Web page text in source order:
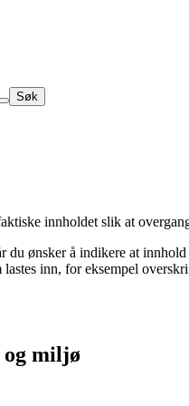
Søk
innholdet slik at
du ønsker å indikere at
lastes inn, for eksempel
miljø